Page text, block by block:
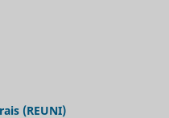
(REUNI)